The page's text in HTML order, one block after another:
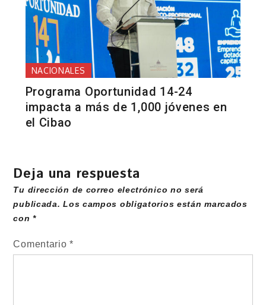
NACIONALES
Programa Oportunidad 14-24
impacta a más de 1,000 jóvenes en
el Cibao
Deja una respuesta
Tu dirección de correo electrónico no será
publicada. Los campos obligatorios están marcados
con*
Comentario*